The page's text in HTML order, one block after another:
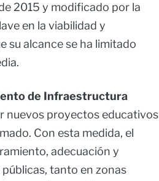
2015 y modificado por la
en la viabilidad y
su alcance se ha limitado
de Infraestructura
nuevos proyectos educativos
Con esta medida, el
adecuación y
tanto en zonas